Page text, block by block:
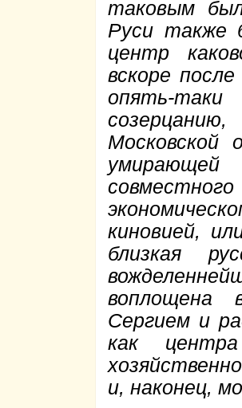
таковым
Руси также
центр
вскоре
опять-
Московской
киновией,
близкая
воплощена
Сергием и
как
и, наконец,